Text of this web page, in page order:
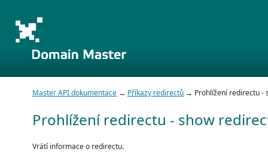
Master API dokumentace → Příkazy redirectů → Prohlížení redirectu -
Prohlížení redirectu - show
Vrátí informace o redirectu.